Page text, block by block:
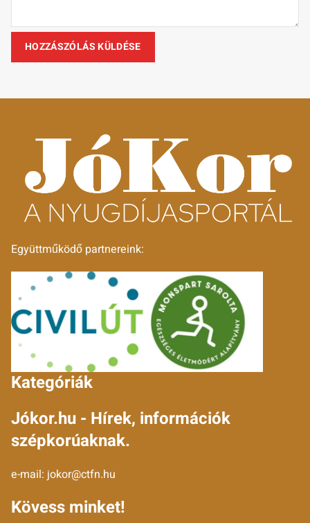
Együttműködő partnereink:
Kategóriák
Jókor.hu - Hírek, információk
szépkorúaknak.
e-mail: jokor@ctfn.hu
Kövess minket!